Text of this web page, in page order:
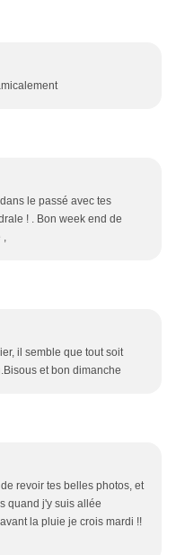
le passé avec tes
! . Bon week end de
,
il semble que tout soit
et bon dimanche
revoir tes belles photos, et
quand j'y suis allée
la pluie je crois mardi !!